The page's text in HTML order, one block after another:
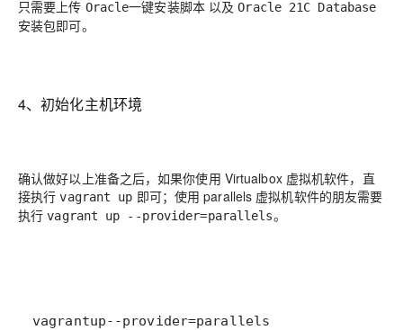
只需要上传 Oracle一键安装脚本以及Oracle 21C Database
安装包即可。
4、初始化主机环境
确认做好以上准备之后，如果你使用 Virtualbox 虚拟机软件，直
接执行vagrant up 即可；使用 parallels 虚拟机软件的朋友需要
执行vagrant up --provider=parallels。
vagrantup--provider=parallels